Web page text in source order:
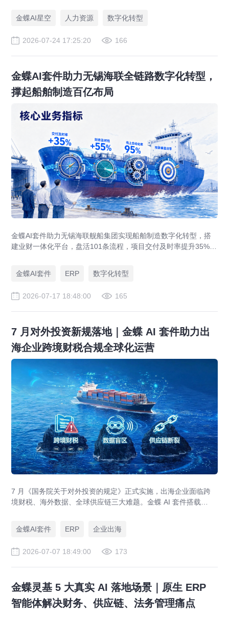
金蝶AI星空
人力资源 数字化转型
2026-07-24 17:25:20 166
金蝶AI套件助力无锡海联全链路数字化转型，
撑起船舶制造百亿布局
金蝶AI套件助力无锡海联舰船集团实现船舶制造数字化转型，搭
建业财一体化平台，盘活101条流程，项目交付及时率提升35%，
金蝶AI套件
ERP 数字化转型
2026-07-17 18:48:00 165
7 月对外投资新规落地｜金蝶 AI 套件助力出
海企业跨境财税合规全球化运营
7 月《国务院关于对外投资的规定》正式实施，出海企业面临跨
境财税、海外数据、全球供应链三大难题。金蝶 AI 套件搭载
规、全球 ERP 可视、供应链智能风控，适配东南亚多国本地化经
营。
金蝶AI套件 ERP 企业出海
2026-07-07 18:49:00 173
金蝶灵基 5 大真实 AI 落地场景｜原生 ERP
智能体解决财务、供应链、法务管理痛点